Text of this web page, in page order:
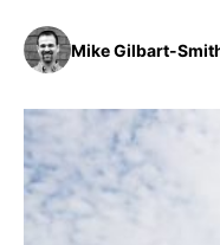
教会带领
福音传讲与宣教
团契生活与祷告
简体中文
西班牙语
乌兹别克语
Mike Gilbart-